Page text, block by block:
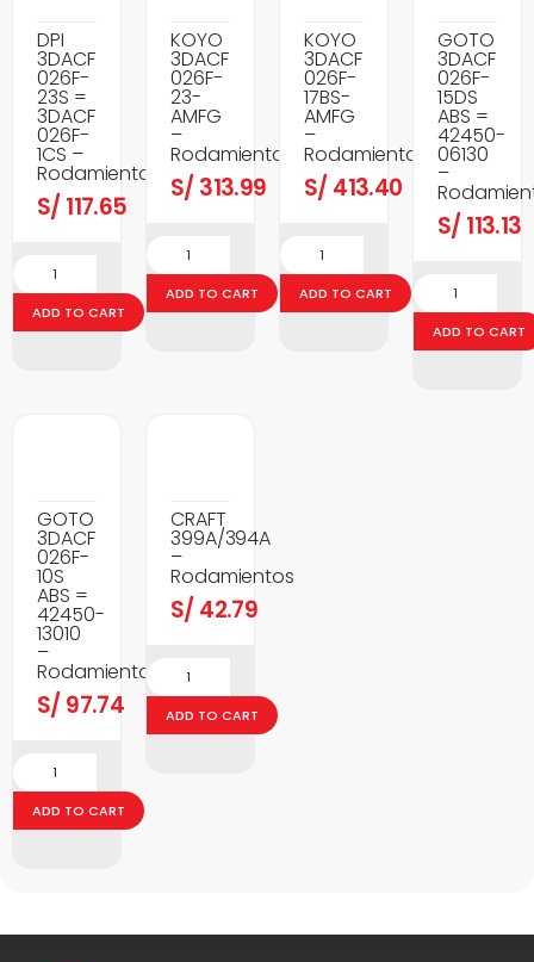
DPI
3DACF
026F-
23S =
3DACF
026F-
1CS –
Rodamientos
S/ 117.65
ADD TO CART
KOYO
3DACF
026F-
23-
AMFG
–
Rodamientos
S/ 313.99
ADD TO CART
KOYO
3DACF
026F-
17BS-
AMFG
–
Rodamientos
S/ 413.40
ADD TO CART
GOTO
3DACF
026F-
15DS
ABS =
42450-
06130
–
S/ 113.13
ADD TO CART
GOTO
3DACF
026F-
10S
ABS =
42450-
13010
–
Rodamientos
S/ 97.74
ADD TO CART
CRAFT
399A/394A
–
Rodamientos
S/ 42.79
ADD TO CART